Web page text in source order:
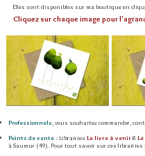
Elles sont disponibles sur ma boutique en
Cliquez sur chaque image pour
Professionnels , vous souhaitez commander,
Points de vente : Librairies Le livre à venir&
à Saumur (49). Pour tout savoir sur ces librairies